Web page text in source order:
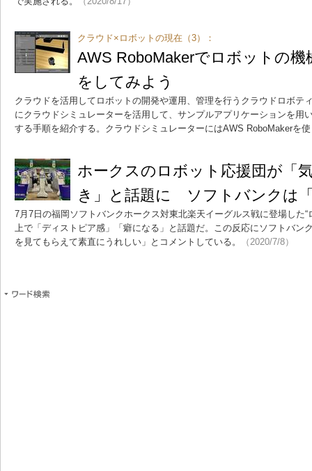
クラウド×ロボットの現在（3）：
AWS RoboMakerでロボットの
をしてみよう
クラウドを活用してロボットの開発や運用、管理を行うクラウドロボテ
にクラウドシミュレーターを活用して、サンプルアプリケーションを用
する手順を紹介する。クラウドシミュレーターにはAWS RoboMakerを
ホークスのロボット応援団が「
き」と話題に ソフトバンクは
7月7日の福岡ソフトバンクホークス対東北楽天イーグルス戦に登場した“
上で「ディストピア感」「癖になる」と話題だ。この反応にソフトバン
を見てもらえて素直にうれしい」とコメントしている。
（2020/7/8）